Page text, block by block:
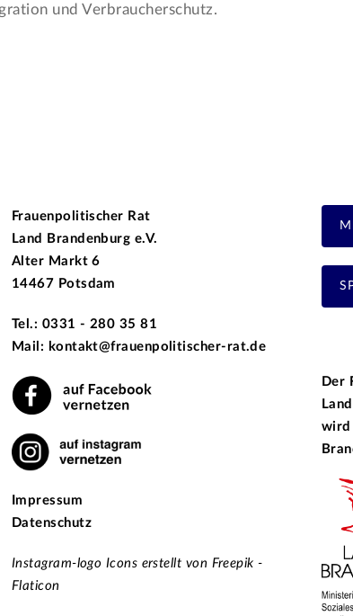
und Verbraucherschutz.
Frauenpolitischer Rat
Land Brandenburg e.V.
Alter Markt 6
14467 Potsdam
Tel.: 0331 - 280 35 81
Mail: kontakt@frauenpolitischer-rat.de
Impressum
Datenschutz
Instagram-logo Icons erstellt von Freepik -
Flaticon
Der
wird